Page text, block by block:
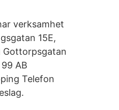
verksamhet
15E,
Gottorpsgatan
AB
Telefon